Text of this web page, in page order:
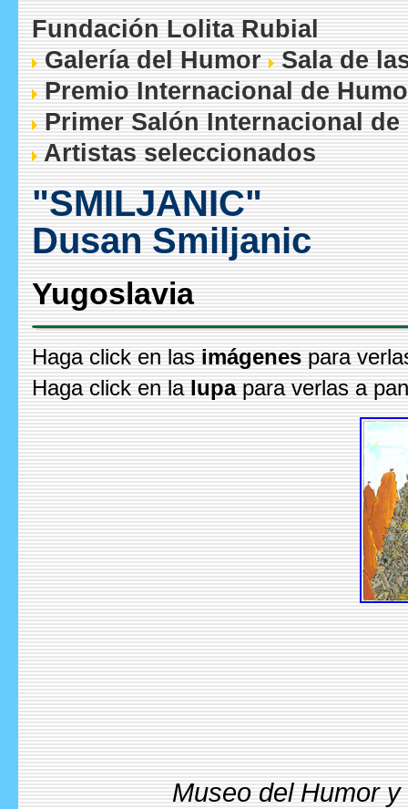
Fundación Lolita Rubial
Galería del Humor
Sala de
Premio Internacional de
Primer Salón Internacional
Artistas seleccionados
"SMILJANIC"
Dusan Smiljanic
Yugoslavia
Haga click en las imágenes para
Haga click en la lupapara verlas a
Museo del Humor